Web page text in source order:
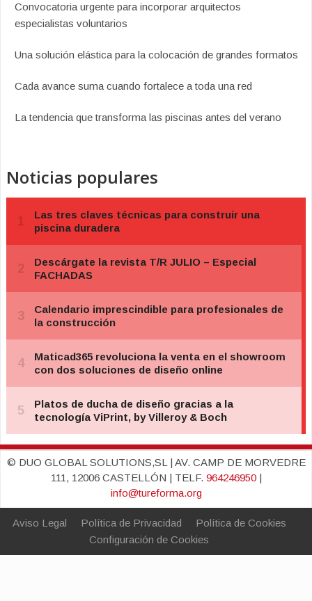
Convocatoria urgente para incorporar arquitectos
especialistas voluntarios
Una solución elástica para la colocación de grandes formatos
Cada avance suma cuando fortalece a toda una red
La tendencia que transforma las piscinas antes del verano
Noticias populares
© DUO GLOBAL SOLUTIONS,SL | AV. CAMP DE MORVEDRE
111, 12006 CASTELLÓN | TELF. 964246950|
info@tureforma.org
Aviso Legal Política de Privacidad
Política de Cookies
Configuración de Cookies